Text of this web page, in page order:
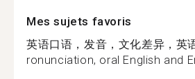
Mes sujets favoris
英语口语，发音，文化差异，英
ronunciation, oral English and